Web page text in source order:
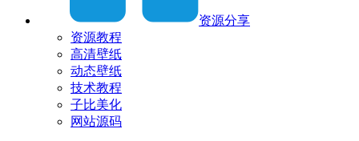
资源分享
资源教程
高清壁纸
动态壁纸
技术教程
子比美化
网站源码